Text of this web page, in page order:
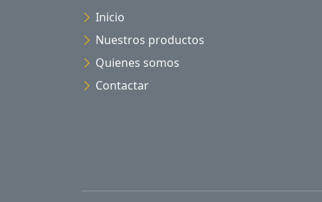
Inicio
Nuestros productos
Quienes somos
Contactar